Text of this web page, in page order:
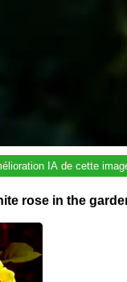
IA de cette
rose in the